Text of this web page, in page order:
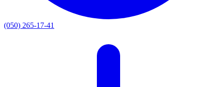
(050) 265-17-41